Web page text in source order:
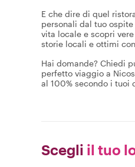
E che dire di quel
personali dal tuo
vita locale e scopri
storie locali e ottimi
Hai domande? Chiedi
perfetto viaggio a
al 100% secondo i tuoi
Scegli il tuo